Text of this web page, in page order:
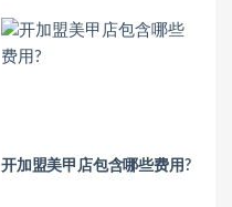
开加盟美甲店包含哪些费用?